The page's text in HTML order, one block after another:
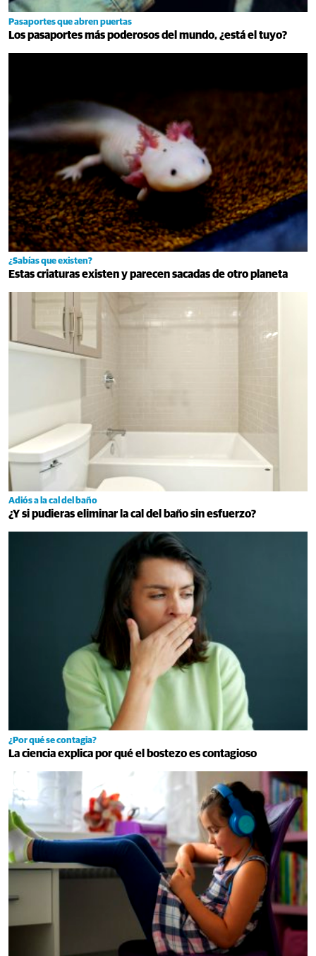
Pasaportes que abren puertas
Los pasaportes más poderosos del mundo, ¿está el tuyo?
¿Sabías que existen?
Estas criaturas existen y parecen sacadas de otro planeta
Adiós a la cal del baño
¿Y si pudieras eliminar la cal del baño sin esfuerzo?
¿Por qué se contagia?
La ciencia explica por qué el bostezo es contagioso